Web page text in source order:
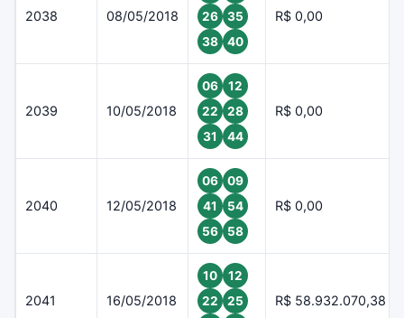
2038 08/05/2018
26
35
38
40
R$ 0,00
2039 10/05/2018
06
12
22
28
31
44
R$ 0,00
2040 12/05/2018
06
09
41
54
56
58
R$ 0,00
2041 16/05/2018
10
12
22
25
R$ 58.932.070,38